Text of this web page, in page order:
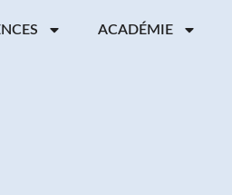
ACADÉMIE